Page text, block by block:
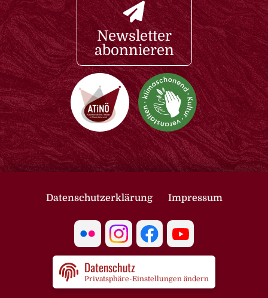
Newsletter
abonnieren
Datenschutzerklärung Impressum
Datenschutz
Privatsphäre-Einstellungen ändern